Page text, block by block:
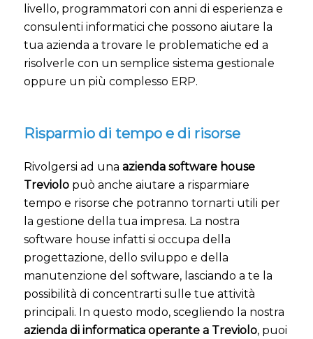
livello, programmatori con anni di esperienza e
consulenti informatici che possono aiutare la
tua azienda a trovare le problematiche ed a
risolverle con un semplice sistema gestionale
oppure un più complesso ERP.
Risparmio di tempo e di risorse
Rivolgersi ad una azienda software house
Treviolopuò anche aiutare a risparmiare
tempo e risorse che potranno tornarti utili per
la gestione della tua impresa. La nostra
software house infatti si occupa della
progettazione, dello sviluppo e della
manutenzione del software, lasciando a te la
possibilità di concentrarti sulle tue attività
principali. In questo modo, scegliendo la nostra
azienda di informatica operante a Treviolo, puoi